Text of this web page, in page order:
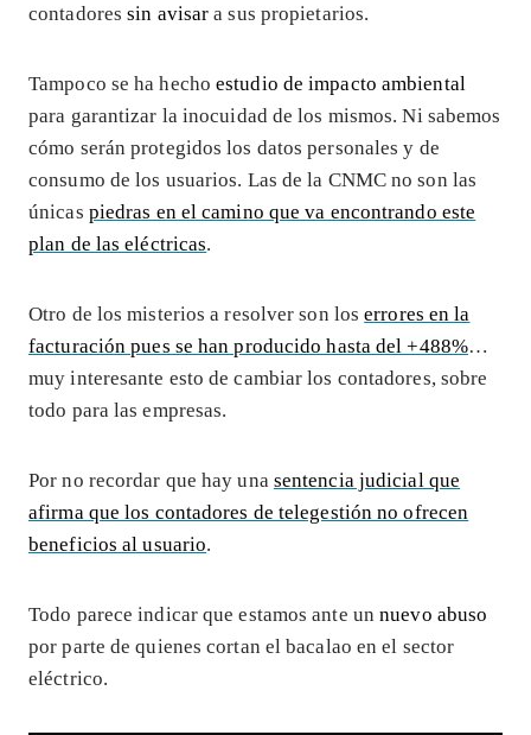
contadoressin avisar a sus propietarios.
Tampoco se ha hechoestudio de impacto ambiental
para garantizar la inocuidad de los mismos. Ni sabemos
cómo serán protegidos los datos personales y de
consumo de los usuarios. Las de la CNMC no son las
únicas piedras en el camino que va encontrando este
plan de las eléctricas.
Otro de los misterios a resolver son loserrores en la
facturación pues se han producido hasta del +488%…
muy interesante esto de cambiar los contadores, sobre
todo para las empresas.
Por no recordar que hay una sentencia judicial que
afirma que los contadores de telegestión no ofrecen
beneficios al usuario.
Todo parece indicar que estamos ante unnuevo abuso
por parte de quienes cortan el bacalao en el sector
eléctrico.